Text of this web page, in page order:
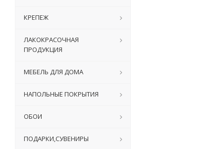
КРЕПЕЖ
ЛАКОКРАСОЧНАЯ
ПРОДУКЦИЯ
МЕБЕЛЬ ДЛЯ ДОМА
НАПОЛЬНЫЕ ПОКРЫТИЯ
ОБОИ
ПОДАРКИ,СУВЕНИРЫ